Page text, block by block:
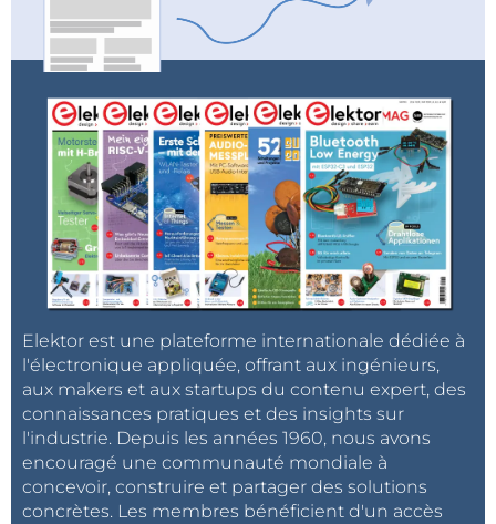
Elektor est une plateforme internationale dédiée à
l'électronique appliquée, offrant aux ingénieurs,
aux makers et aux startups du contenu expert, des
connaissances pratiques et des insights sur
l'industrie. Depuis les années 1960, nous avons
encouragé une communauté mondiale à
concevoir, construire et partager des solutions
concrètes. Les membres bénéficient d'un accès